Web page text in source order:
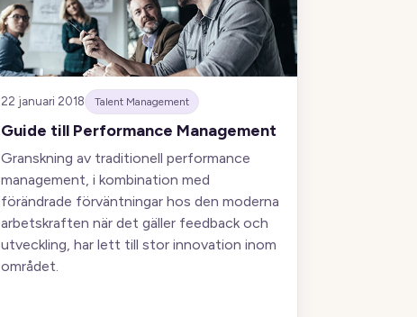
22 januari 2018 Talent Management
Guide till Performance Management
Granskning av traditionell performance
management, i kombination med
förändrade förväntningar hos den moderna
arbetskraften när det gäller feedback och
utveckling, har lett till stor innovation inom
området.